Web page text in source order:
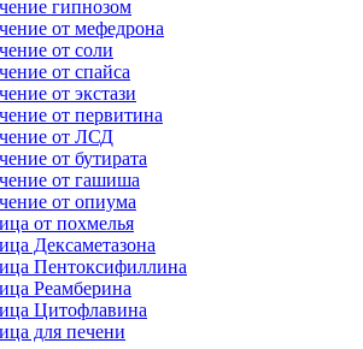
гипнозом
от мефедрона
от соли
от спайса
от экстази
от первитина
от ЛСД
от бутирата
от гашиша
от опиума
от похмелья
Дексаметазона
Пентоксифиллина
Реамберина
Цитофлавина
для печени